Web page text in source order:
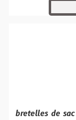
bretelles de